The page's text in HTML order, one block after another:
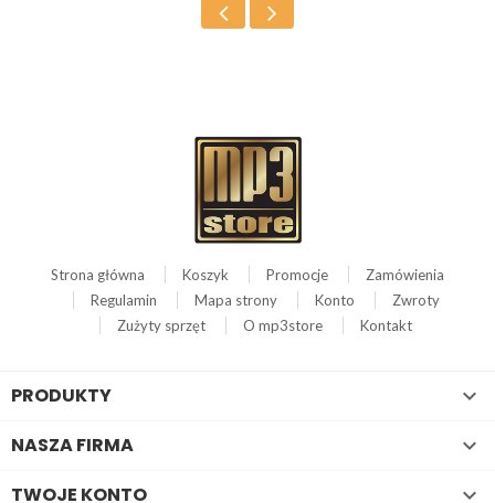
Strona główna Koszyk Promocje
Zamówienia
Regulamin
Mapa strony Konto
Zwroty
Zużyty sprzęt
O mp3store Kontakt
PRODUKTY 
NASZA FIRMA 
TWOJE KONTO 